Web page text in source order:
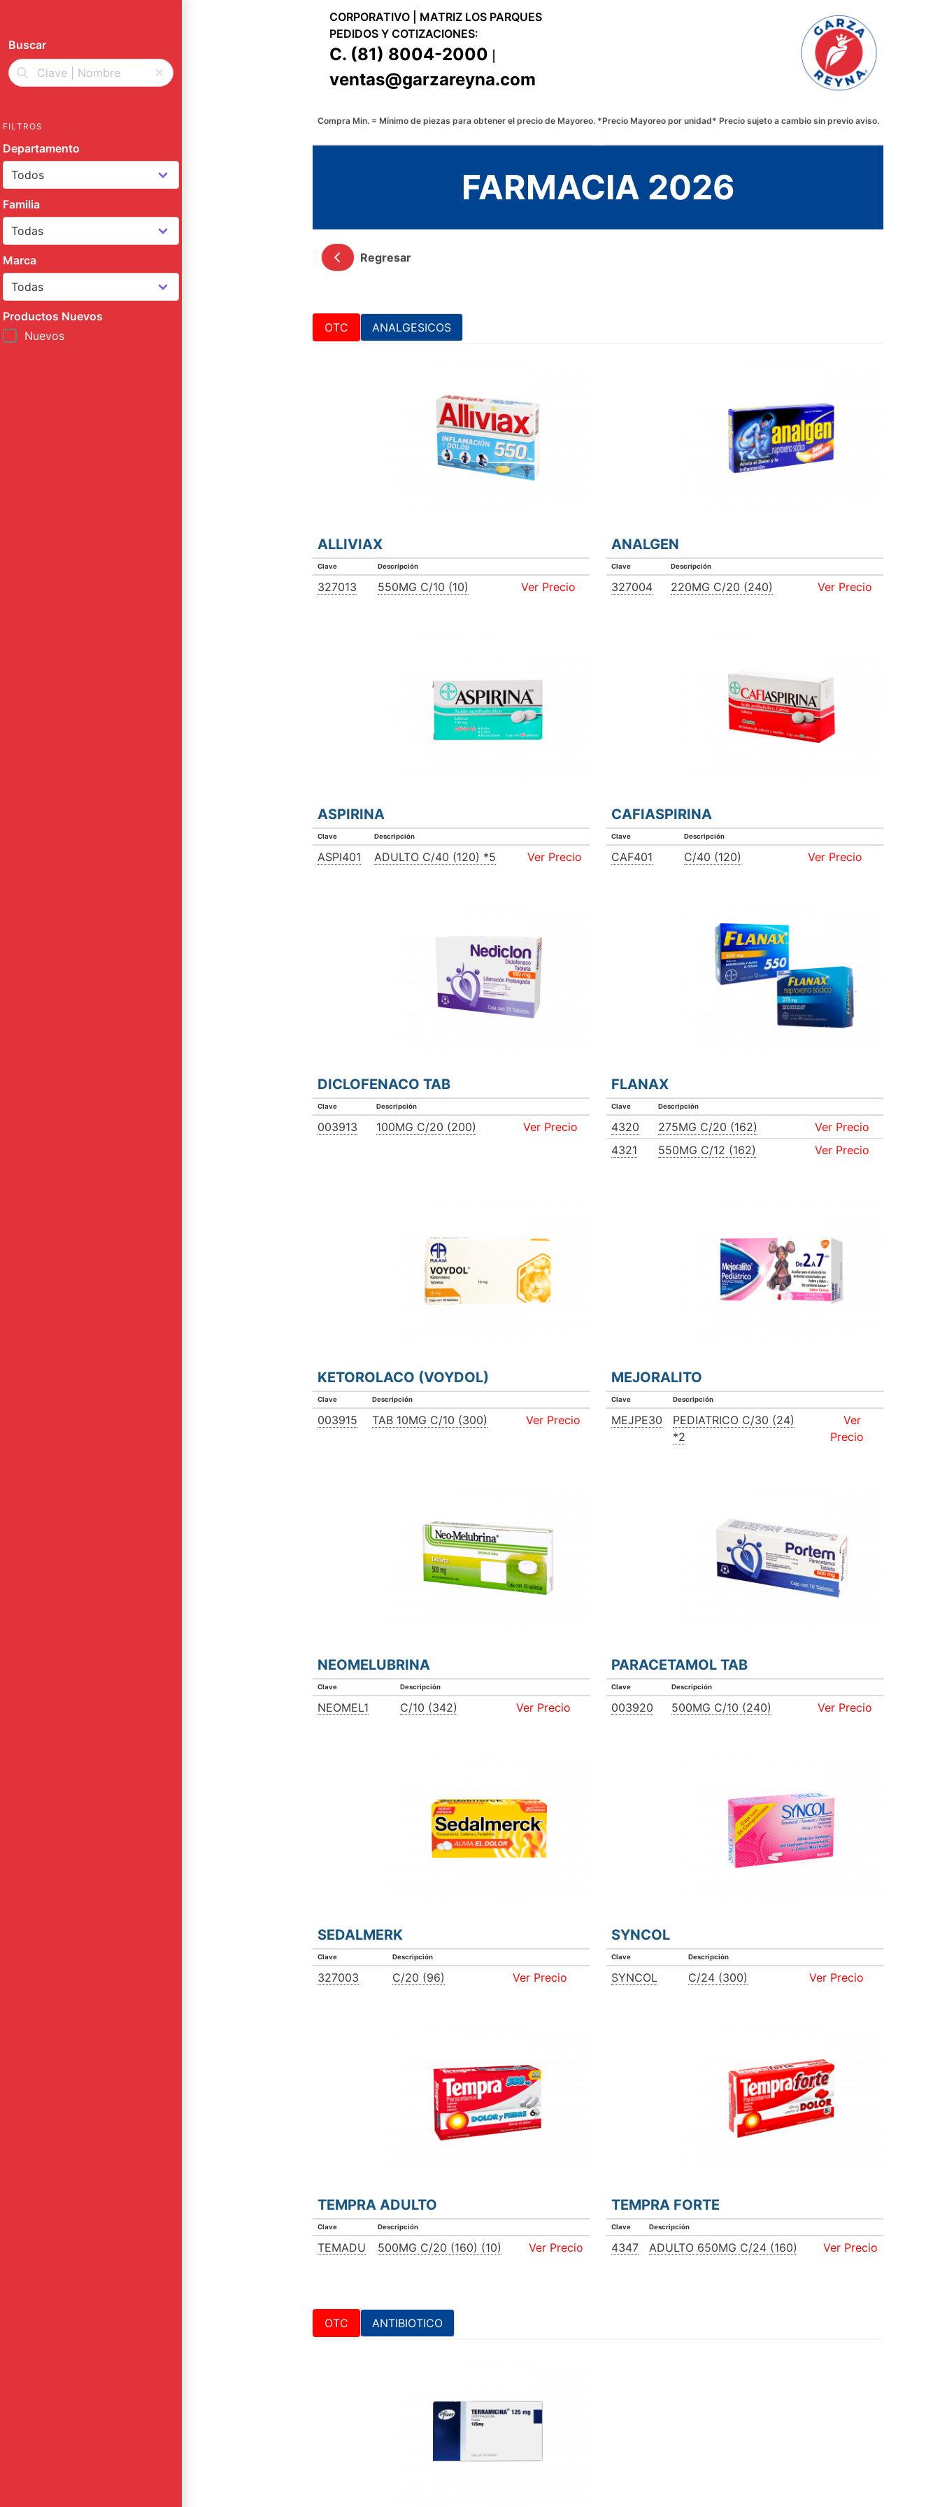
CORPORATIVO | MATRIZ LOS PARQUES
PEDIDOS Y COTIZACIONES:
C. (81) 8004-2000
ventas@garzareyna.com
Compra Min. = Mínimo de piezas para obtener el precio de Mayoreo. *Precio Mayoreo por unidad* Precio sujeto a cambio sin previo aviso.
FARMACIA 2026
Regresar
OTC ANALGESICOS
ALLIVIAX
Clave Descripción
327013 550MG C/10 (10) Ver Precio
ANALGEN
Clave Descripción
327004 220MG C/20 (240) Ver Precio
ASPIRINA
Clave Descripción
ASPI401 ADULTO C/40 (120) *5 Ver Precio
CAFIASPIRINA
Clave Descripción
CAF401 C/40 (120) Ver Precio
DICLOFENACO TAB
Clave Descripción
003913 100MG C/20 (200) Ver Precio
FLANAX
Clave Descripción
4320 275MG C/20 (162)
Ver Precio
4321
550MG C/12 (162) Ver Precio
KETOROLACO (VOYDOL)
Clave Descripción
003915 TAB 10MG C/10 (300) Ver Precio
MEJORALITO
Clave Descripción
MEJPE30
PEDIATRICO C/30 (24)
*2
Ver
Precio
NEOMELUBRINA
Clave Descripción
NEOMEL1 C/10 (342) Ver Precio
PARACETAMOL TAB
Clave Descripción
003920 500MG C/10 (240) Ver Precio
SEDALMERK
Clave Descripción
327003 C/20 (96) Ver Precio
SYNCOL
Clave Descripción
SYNCOL C/24 (300) Ver Precio
TEMPRA ADULTO
Clave Descripción
TEMADU 500MG C/20 (160) (10) Ver Precio
TEMPRA FORTE
Clave Descripción
4347 ADULTO 650MG C/24 (160) Ver Precio
OTC ANTIBIOTICO
Buscar
FILTROS
Departamento
Familia
Marca
Productos Nuevos
Nuevos